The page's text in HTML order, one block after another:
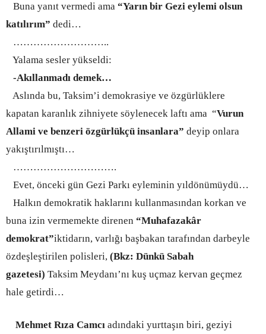
Buna yanıt vermedi ama “Yarın bir Gezi eylemi olsun
katılırım” dedi…
………………………..
Yalama sesler yükseldi:
-Akıllanmadı demek…
Aslında bu, Taksim’i demokrasiye ve özgürlüklere
kapatan karanlık zihniyete söylenecek laftı ama “Vurun
Allami ve benzeri özgürlükçü insanlara” deyip onlara
yakıştırılmıştı…
………………………….
Evet, önceki gün Gezi Parkı eyleminin yıldönümüydü…
Halkın demokratik haklarını kullanmasından korkan ve
buna izin vermemekte direnen “Muhafazakâr
demokrat”iktidarın, varlığı başbakan tarafından darbeyle
özdeşleştirilen polisleri, (Bkz: Dünkü Sabah
gazetesi) Taksim Meydanı’nı kuş uçmaz kervan geçmez
hale getirdi…
Mehmet Rıza Camcı adındaki yurttaşın biri, geziyi